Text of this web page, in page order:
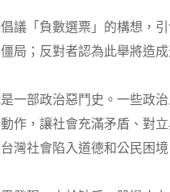
議「負數選票」的構想，
局；反對者認為此舉將造
一部政治惡鬥史。一些政
作，讓社會充滿矛盾、對
灣社會陷入道德和公民困境